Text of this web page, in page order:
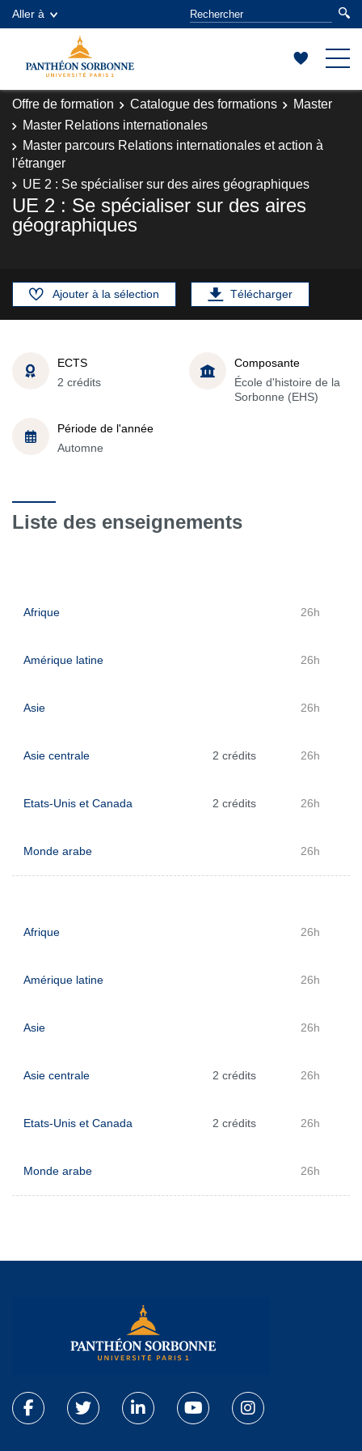
Aller à
Offre de formation Catalogue des formations
Master
Master Relations internationales
Master parcours Relations internationales et action à
l'étranger
UE 2 : Se spécialiser sur des aires géographiques
UE 2 : Se spécialiser sur des aires
géographiques
Ajouter à la sélection Télécharger
ECTS
2 crédits
Composante
École d'histoire de la
Sorbonne (EHS)
Période de l'année
Automne
Liste des enseignements
Afrique 26h
Amérique latine 26h
Asie 26h
Asie centrale 2 crédits 26h
Etats-Unis et Canada 2 crédits 26h
Monde arabe 26h
Afrique 26h
Amérique latine 26h
Asie 26h
Asie centrale 2 crédits 26h
Etats-Unis et Canada 2 crédits 26h
Monde arabe 26h